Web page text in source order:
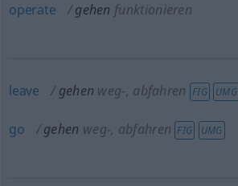
operate gehen funktionieren
leave gehen weg-, abfahren FIG UMG
go gehen weg-, abfahren FIG UMG